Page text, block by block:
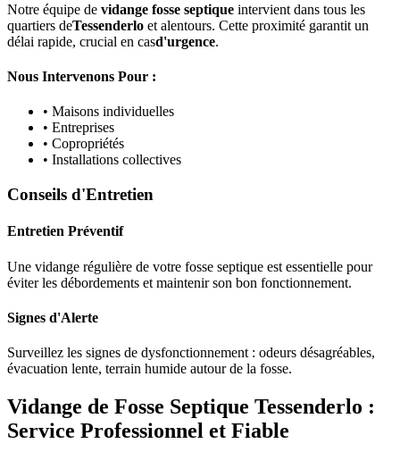
Notre équipe de vidange fosse septique intervient dans tous les
quartiers deTessenderlo et alentours. Cette proximité garantit un
délai rapide, crucial en casd'urgence.
Nous Intervenons Pour :
• Maisons individuelles
• Entreprises
• Copropriétés
• Installations collectives
Conseils d'Entretien
Entretien Préventif
Une vidange régulière de votre fosse septique est essentielle pour
éviter les débordements et maintenir son bon fonctionnement.
Signes d'Alerte
Surveillez les signes de dysfonctionnement : odeurs désagréables,
évacuation lente, terrain humide autour de la fosse.
Vidange de Fosse Septique Tessenderlo :
Service Professionnel et Fiable